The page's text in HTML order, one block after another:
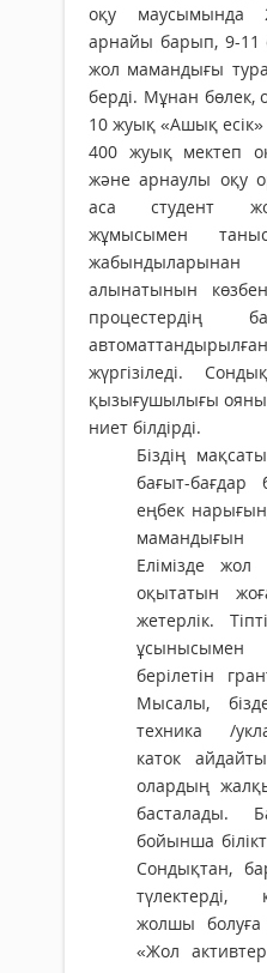
оқу маусымында
арнайы барып, 9-
жол мамандығы
берді. Мұнан бөлек,
10 жуық «Ашық
400 жуық мектеп
және арнаулы оқу
аса студент
жұмысымен
алынатынын
процестердің
жүргізіледі.
қызығушылығы
ниет білдірді.
Біздің
бағыт-бағдар
еңбек
мамандығын
Елімізде
оқытатын
жетерлік.
ұсынысымен
берілетін
Мысалы,
техника /
каток
олардың
басталады.
бойынша
Сондықтан,
түлектерді,
жолшы
«Жол